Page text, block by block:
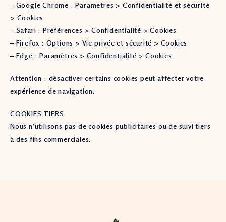
– Google Chrome : Paramètres > Confidentialité et sécurité
> Cookies
– Safari : Préférences > Confidentialité > Cookies
– Firefox : Options > Vie privée et sécurité > Cookies
– Edge : Paramètres > Confidentialité > Cookies
Attention : désactiver certains cookies peut affecter votre
expérience de navigation.
COOKIES TIERS
Nous n’utilisons pas de cookies publicitaires ou de suivi tiers
à des fins commerciales.